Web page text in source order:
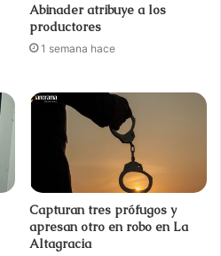
Abinader atribuye a los
productores
1 semana hace
Capturan tres prófugos y
apresan otro en robo en La
Altagracia